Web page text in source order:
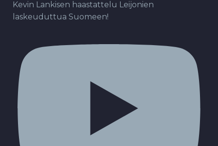
Kevin Lankisen haastattelu Leijonien
laskeuduttua Suomeen!